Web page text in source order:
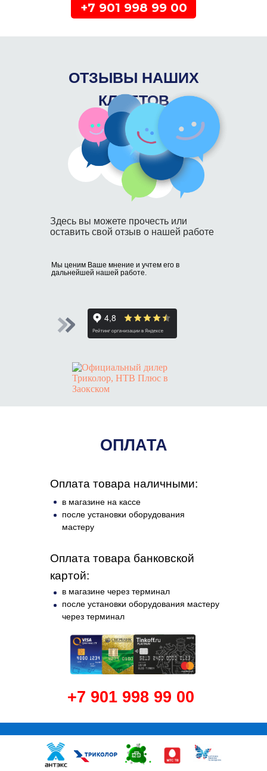
+7 901 998 99 00
ОТЗЫВЫ НАШИХ
КЛИЕТОВ
Здесь вы можете прочесть или
оставить свой отзыв о нашей работе
Мы ценим Ваше мнение и учтем его в
дальнейшей нашей работе.
ОПЛАТА
Оплата товара наличными:
в магазине на кассе
после установки оборудования
мастеру
Оплата товара банковской
картой:
в магазине через терминал
после установки оборудования мастеру
через терминал
+7 901 998 99 00